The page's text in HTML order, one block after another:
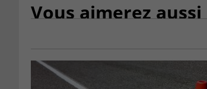
Vous aimerez aussi